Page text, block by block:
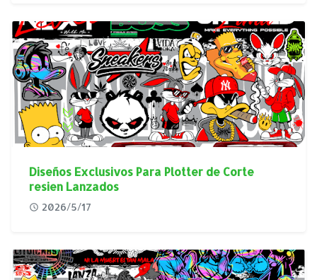
Diseños Exclusivos Para Plotter de Corte
resien Lanzados
2026/5/17